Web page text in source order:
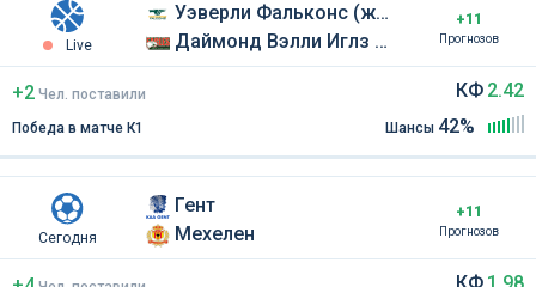
Live
Уэверли Фальконс (жен)
Даймонд Вэлли Иглз (жен)
+11
Прогнозов
+2 Чел. поставили
Победа в матче К1
КФ 2.42
Шансы 42%
Сегодня
Гент
Мехелен
+11
Прогнозов